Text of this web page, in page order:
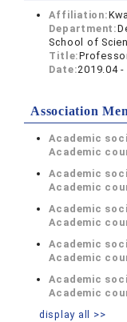
Affiliation:
Department:
School of
Title:
Date:2019.04 -
Association
Academic
Academic
Academic
Academic
Academic
Academic
Academic
Academic
Academic
Academic
display all >>